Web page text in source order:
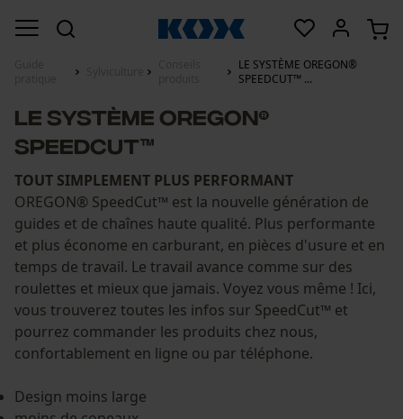
LE SYSTÈME OREGON®
SPEEDCUT™ ...
LE SYSTÈME OREGON®
SPEEDCUT™
TOUT SIMPLEMENT PLUS PERFORMANT
OREGON® SpeedCut™ est la nouvelle génération de
guides et de chaînes haute qualité. Plus performante
et plus économe en carburant, en pièces d'usure et en
temps de travail. Le travail avance comme sur des
roulettes et mieux que jamais. Voyez vous même ! Ici,
vous trouverez toutes les infos sur SpeedCut™ et
pourrez commander les produits chez nous,
confortablement en ligne ou par téléphone.
Design moins large